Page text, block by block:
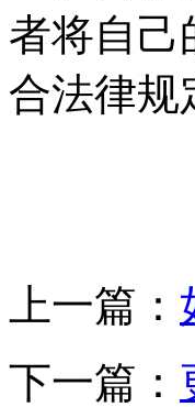
者将自己
合法律规
上一篇：
下一篇：